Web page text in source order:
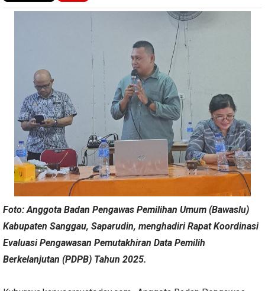
Foto: Anggota Badan Pengawas Pemilihan Umum (Bawaslu)
Kabupaten Sanggau, Saparudin, menghadiri Rapat Koordinasi
Evaluasi Pengawasan Pemutakhiran Data Pemilih
Berkelanjutan (PDPB) Tahun 2025.